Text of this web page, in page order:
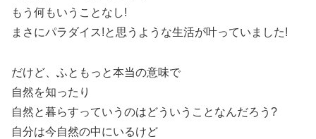
もう何もいうことなし!
まさにパラダイス!と思うような生活が叶っていました!
だけど、ふともっと本当の意味で
自然を知ったり
自然と暮らすっていうのはどういうことなんだろう?
自分は今自然の中にいるけど